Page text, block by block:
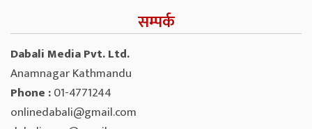
सम्पर्क
Dabali Media Pvt. Ltd.
Anamnagar Kathmandu
Phone :01-4771244
onlinedabali@gmail.com